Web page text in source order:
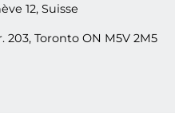
12, Suisse
203, Toronto ON M5V 2M5